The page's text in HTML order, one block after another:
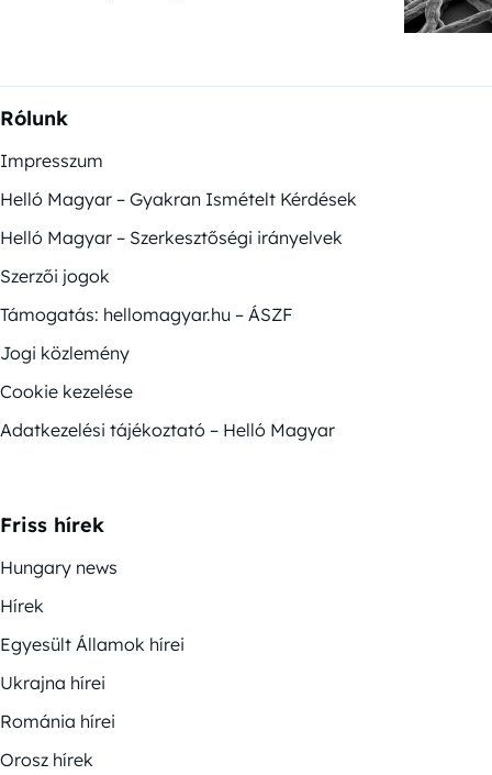
Rólunk
Impresszum
Helló Magyar – Gyakran Ismételt Kérdések
Helló Magyar – Szerkesztőségi irányelvek
Szerzői jogok
Támogatás: hellomagyar.hu – ÁSZF
Jogi közlemény
Cookie kezelése
Adatkezelési tájékoztató – Helló Magyar
Friss hírek
Hungary news
Hírek
Egyesült Államok hírei
Ukrajna hírei
Románia hírei
Orosz hírek